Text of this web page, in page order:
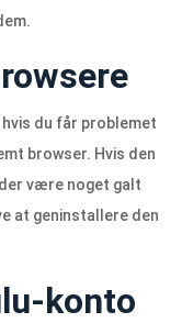
hvis du får problemet
browser. Hvis den
være noget galt
at geninstallere den
konto